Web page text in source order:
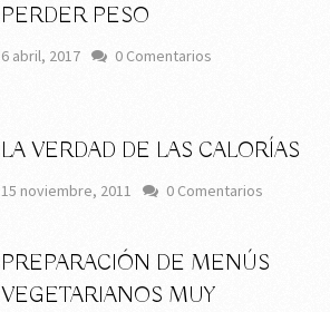
PERDER PESO
6 abril, 2017 0 Comentarios
LA VERDAD DE LAS CALORÍAS
15 noviembre, 2011 0 Comentarios
PREPARACIÓN DE MENÚS
VEGETARIANOS MUY